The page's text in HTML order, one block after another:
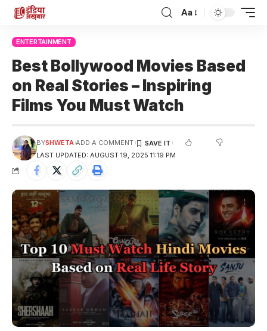
Aa
ENTERTAINMENT
Best Bollywood Movies Based
on Real Stories – Inspiring
Films You Must Watch
LAST UPDATED: AUGUST 19, 2025 11:19 PM
BYSHWETA ADD A COMMENT